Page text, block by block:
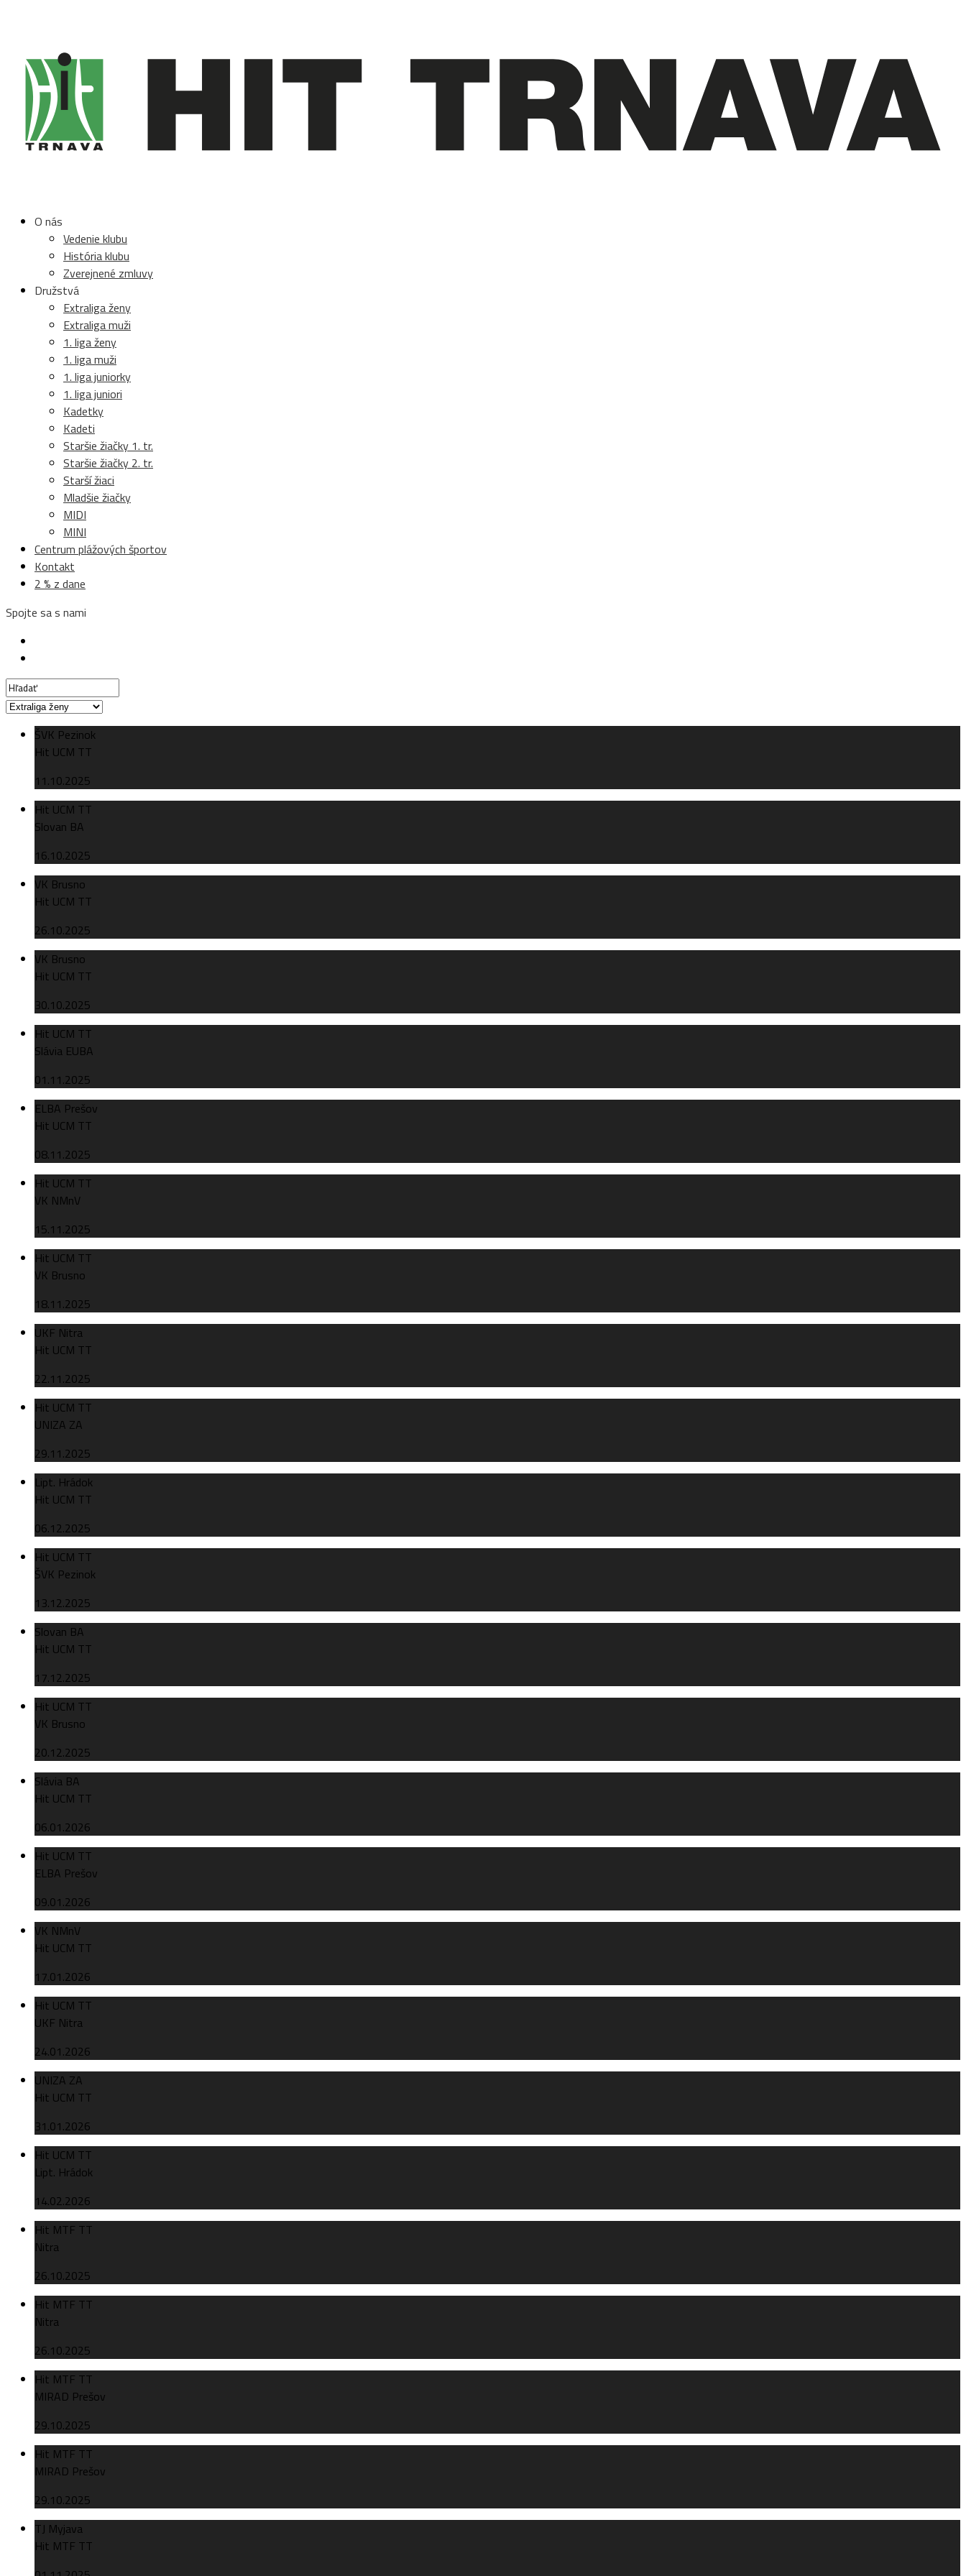
O nás
Vedenie klubu
História klubu
Zverejnené zmluvy
Družstvá
Extraliga ženy
Extraliga muži
1. liga ženy
1. liga muži
1. liga juniorky
1. liga juniori
Kadetky
Kadeti
Staršie žiačky 1. tr.
Staršie žiačky 2. tr.
Starší žiaci
Mladšie žiačky
MIDI
MINI
Centrum plážových športov
Kontakt
2 % z dane
Spojte sa s nami
ŠVK Pezinok
Hit UCM TT
11.10.2025
Hit UCM TT
Slovan BA
16.10.2025
VK Brusno
Hit UCM TT
26.10.2025
VK Brusno
Hit UCM TT
30.10.2025
Hit UCM TT
Slávia EUBA
01.11.2025
ELBA Prešov
Hit UCM TT
08.11.2025
Hit UCM TT
VK NMnV
15.11.2025
Hit UCM TT
VK Brusno
18.11.2025
UKF Nitra
Hit UCM TT
22.11.2025
Hit UCM TT
UNIZA ZA
29.11.2025
Lipt. Hrádok
Hit UCM TT
06.12.2025
Hit UCM TT
ŠVK Pezinok
13.12.2025
Slovan BA
Hit UCM TT
17.12.2025
Hit UCM TT
VK Brusno
20.12.2025
Slávia BA
Hit UCM TT
06.01.2026
Hit UCM TT
ELBA Prešov
09.01.2026
VK NMnV
Hit UCM TT
17.01.2026
Hit UCM TT
UKF Nitra
24.01.2026
UNIZA ZA
Hit UCM TT
31.01.2026
Hit UCM TT
Lipt. Hrádok
14.02.2026
Hit MTF TT
Nitra
26.10.2025
Hit MTF TT
Nitra
26.10.2025
Hit MTF TT
MIRAD Prešov
29.10.2025
Hit MTF TT
MIRAD Prešov
29.10.2025
TJ Myjava
Hit MTF TT